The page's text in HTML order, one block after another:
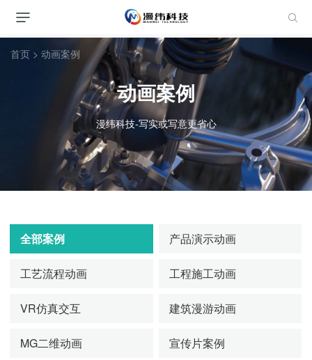
首页 > 动画案例
动画案例
漫纬科技-写实或写意更省心
全部案例 产品演示动画
工艺流程动画 工程施工动画
VR仿真交互 建筑漫游动画
MG二维动画 宣传片案例